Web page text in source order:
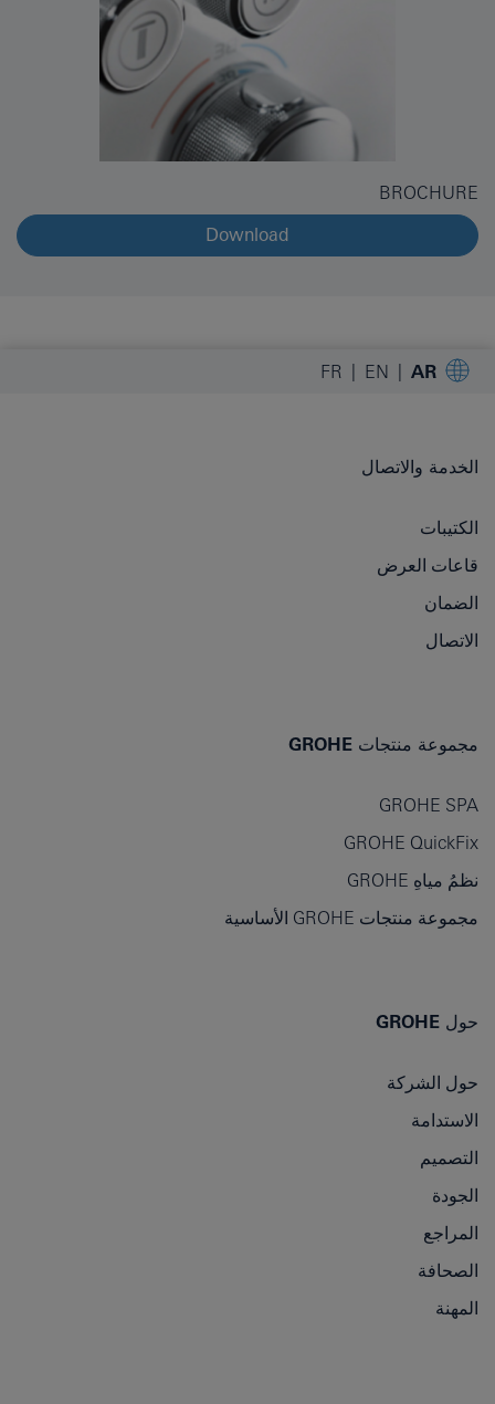
BROCHURE
Download
AR
EN
FR
الخدمة والاتصال
الكتيبات
قاعات العرض
الضمان
الاتصال
مجموعة منتجات GROHE
GROHE SPA
GROHE QuickFix
نظمُ مياهِ GROHE
مجموعة منتجات GROHE الأساسية
حول GROHE
حول الشركة
الاستدامة
التصميم
الجودة
المراجع
الصحافة
المهنة